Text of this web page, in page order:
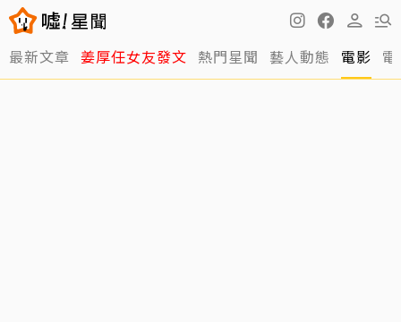
最新文章 姜厚任女友發文 熱門星聞 藝人動態 電影